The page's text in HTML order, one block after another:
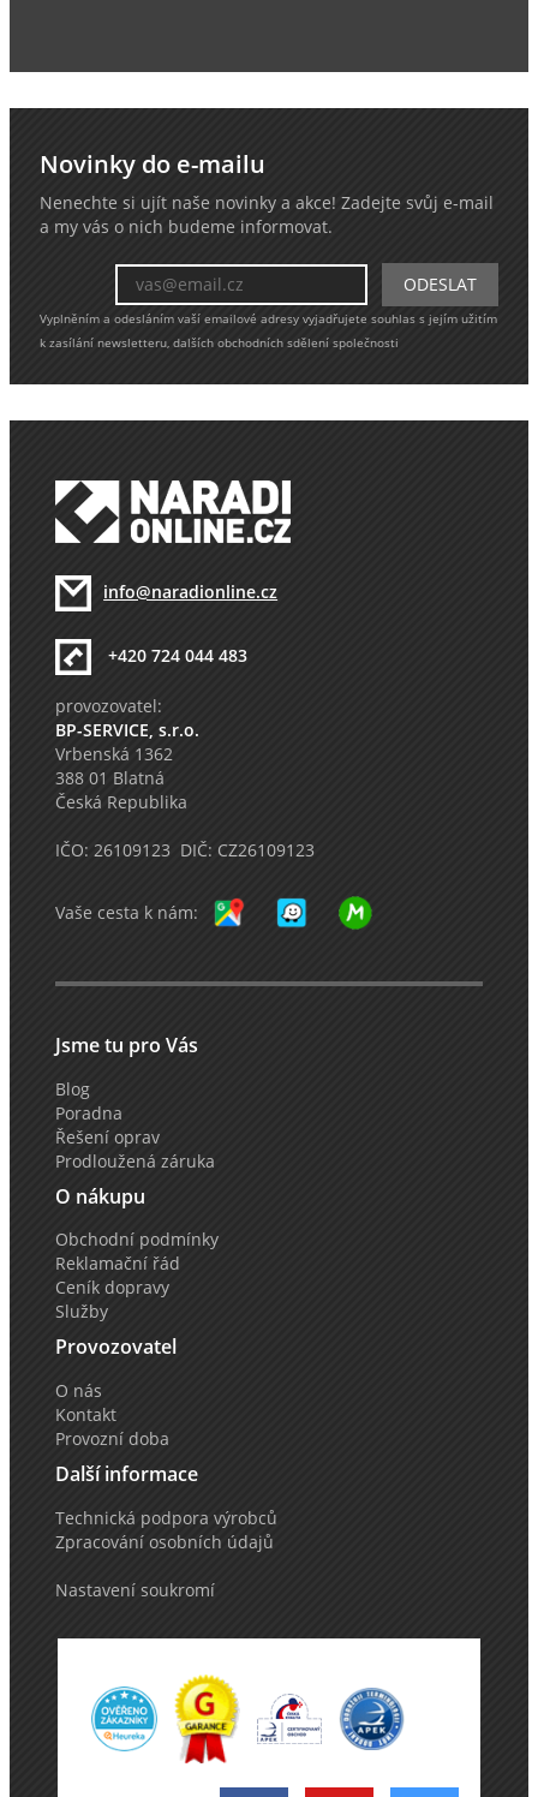
Novinky do e-mailu
Nenechte si ujít naše novinky a akce! Zadejte svůj e-mail
a my vás o nich budeme informovat.
Vyplněním a odesláním vaší emailové adresy vyjadřujete souhlas s jejím užitím
k zasílání newsletteru, dalších obchodních sdělení společnosti
info@naradionline.cz
+420 724 044 483
provozovatel:
BP-SERVICE, s.r.o.
Vrbenská 1362
388 01 Blatná
Česká Republika
IČO: 26109123 DIČ: CZ26109123
Vaše cesta k nám:
Jsme tu pro Vás
Blog
Poradna
Řešení oprav
Prodloužená záruka
O nákupu
Obchodní podmínky
Reklamační řád
Ceník dopravy
Služby
Provozovatel
O nás
Kontakt
Provozní doba
Další informace
Technická podpora výrobců
Zpracování osobních údajů
Nastavení soukromí